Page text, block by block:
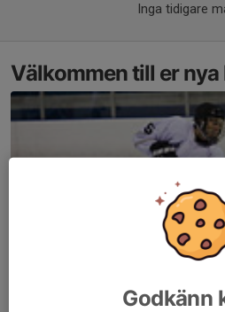
Inga tidigare
Välkommen till er nya
Godkänn